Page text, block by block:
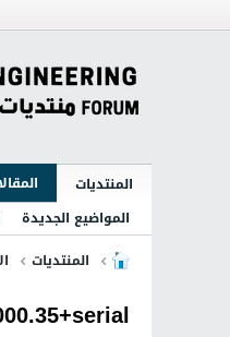
المنتديات
المواضيع الجديدة
المنتديات